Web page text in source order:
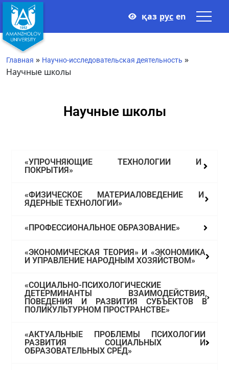
қаз рус en
Главная » Научно-исследовательская деятельность »
Научные школы
Научные школы
«УПРОЧНЯЮЩИЕ ТЕХНОЛОГИИ И
ПОКРЫТИЯ»
«ФИЗИЧЕСКОЕ МАТЕРИАЛОВЕДЕНИЕ И
ЯДЕРНЫЕ ТЕХНОЛОГИИ»
«ПРОФЕССИОНАЛЬНОЕ ОБРАЗОВАНИЕ»
«ЭКОНОМИЧЕСКАЯ ТЕОРИЯ» И «ЭКОНОМИКА
И УПРАВЛЕНИЕ НАРОДНЫМ ХОЗЯЙСТВОМ»
«СОЦИАЛЬНО-ПСИХОЛОГИЧЕСКИЕ
ДЕТЕРМИНАНТЫ ВЗАИМОДЕЙСТВИЯ,
ПОВЕДЕНИЯ И РАЗВИТИЯ СУБЪЕКТОВ В
ПОЛИКУЛЬТУРНОМ ПРОСТРАНСТВЕ»
«АКТУАЛЬНЫЕ ПРОБЛЕМЫ ПСИХОЛОГИИ
РАЗВИТИЯ СОЦИАЛЬНЫХ И
ОБРАЗОВАТЕЛЬНЫХ СРЕД»